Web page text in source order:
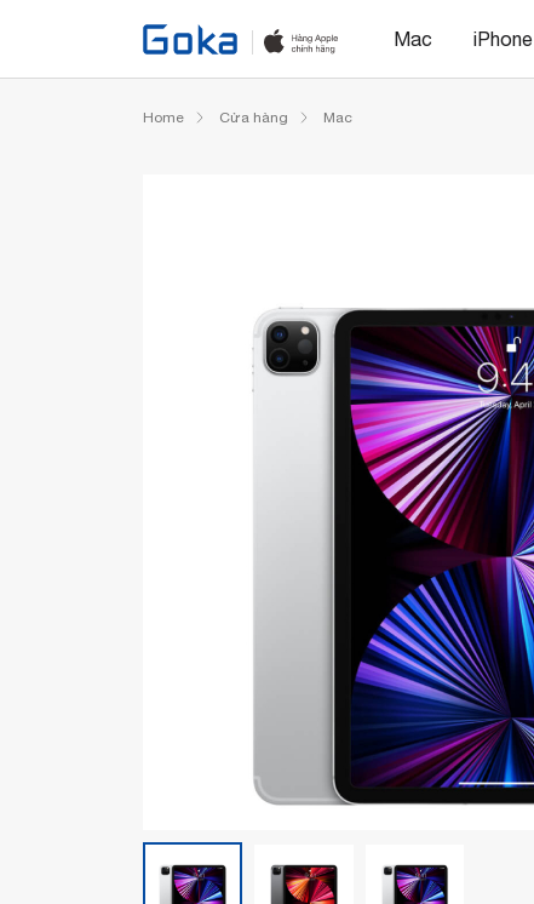
Mac iPhone
Home Cửa hàng Mac